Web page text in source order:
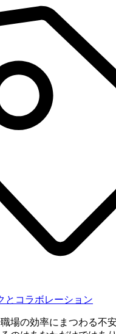
とコラボレーション
場の効率にまつわる不